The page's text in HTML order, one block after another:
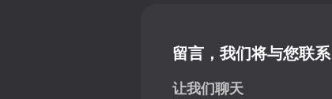
留言，我们将与您联系
让我们聊天